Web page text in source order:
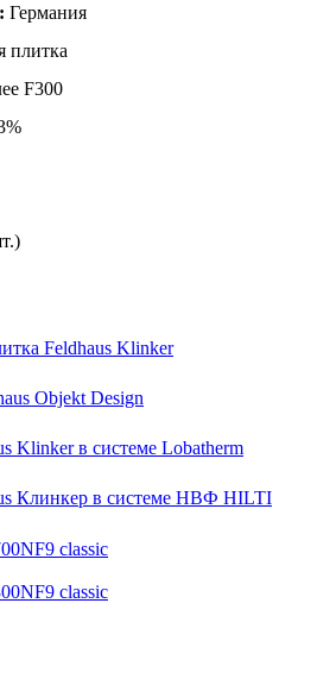
Германия
плитка
F300
Feldhaus Klinker
Objekt Design
Klinker в системе Lobatherm
Клинкер в системе НВФ HILTI
classic
classic